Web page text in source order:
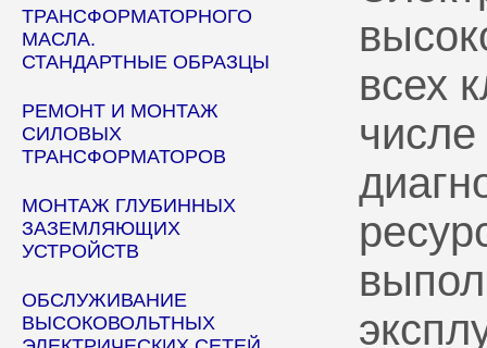
ТРАНСФОРМАТОРНОГО
МАСЛА.
СТАНДАРТНЫЕ ОБРАЗЦЫ
РЕМОНТ И МОНТАЖ
СИЛОВЫХ
ТРАНСФОРМАТОРОВ
МОНТАЖ ГЛУБИННЫХ
ЗАЗЕМЛЯЮЩИХ
УСТРОЙСТВ
ОБСЛУЖИВАНИЕ
ВЫСОКОВОЛЬТНЫХ
всех